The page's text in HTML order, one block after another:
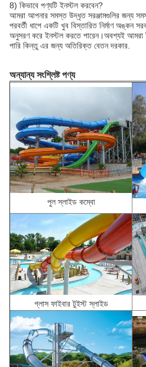
8) কিভাবে পণ্যটি ইনস্টল করবেন?
আমরা আপনার সমস্ত উদ্ধৃত সরঞ্জামগুলির জন্য
পরবর্তী ধাপে একটি খুব বিস্তারিত নির্মাণ অঙ্কন
অনুসরণ করে ইনস্টল করতে পারেন।অবশ্যই আমরা
পারি কিন্তু এর জন্য অতিরিক্ত বেতন দরকার.
অন্যান্য সংশ্লিষ্ট পণ্য
পুল স্লাইড কম্বো
গ্লাস ফাইবার টুইস্ট স্লাইড